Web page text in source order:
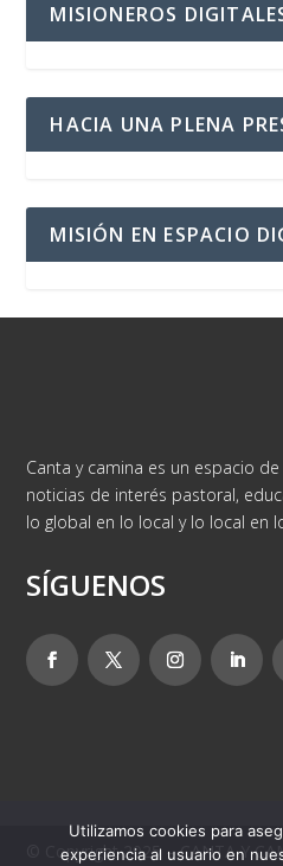
MISIONEROS
HACIA UNA PLENA
MISIÓN EN ESPACIO
Canta y camina es un espacio
noticias de interés pastoral,
lo global en lo local y lo local en
SÍGUENOS
© Copyright 2025 – CANTA Y
Utilizamos cookies para
experiencia al usuario en